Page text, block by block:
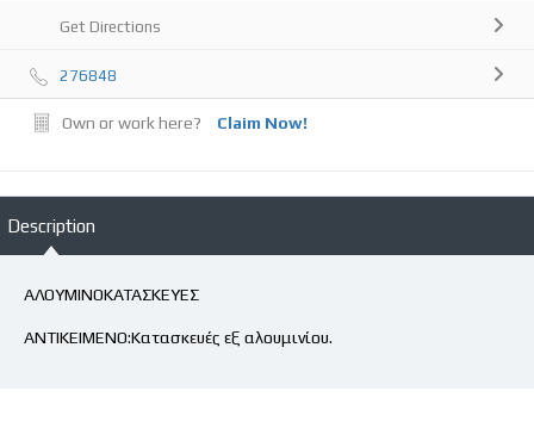
Get Directions
276848
Own or work here? Claim Now!
Description
ΑΛΟΥΜΙΝΟΚΑΤΑΣΚΕΥΕΣ
ΑΝΤΙΚΕΙΜΕΝΟ:Κατασκευές εξ αλουμινίου.